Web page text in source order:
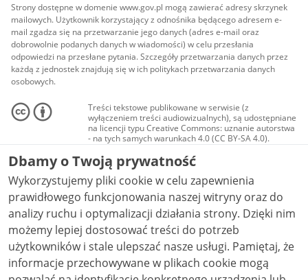
Strony dostępne w domenie www.gov.pl mogą zawierać adresy skrzynek
mailowych. Użytkownik korzystający z odnośnika będącego adresem e-
mail zgadza się na przetwarzanie jego danych (adres e-mail oraz
dobrowolnie podanych danych w wiadomości) w celu przesłania
odpowiedzi na przesłane pytania. Szczegóły przetwarzania danych przez
każdą z jednostek znajdują się w ich politykach przetwarzania danych
osobowych.
Treści tekstowe publikowane w serwisie (z
wyłączeniem treści audiowizualnych), są udostępniane
na licencji typu Creative Commons: uznanie autorstwa
- na tych samych warunkach 4.0 (CC BY-SA 4.0).
Materiały audiowizualne, w tym zdjęcia, materiały
audio i wideo, są udostępniane na licencji typu
Creative Commons: uznanie autorstwa użycie
niekomercyjne - bez utworów zależnych 4.0 (CC BY-
NC-ND 4.0), o ile nie jest to stwierdzone inaczej.
Dbamy o Twoją prywatność
Wykorzystujemy pliki cookie w celu zapewnienia
prawidłowego funkcjonowania naszej witryny oraz do
analizy ruchu i optymalizacji działania strony. Dzięki nim
możemy lepiej dostosować treści do potrzeb
użytkowników i stale ulepszać nasze usługi. Pamiętaj, że
informacje przechowywane w plikach cookie mogą